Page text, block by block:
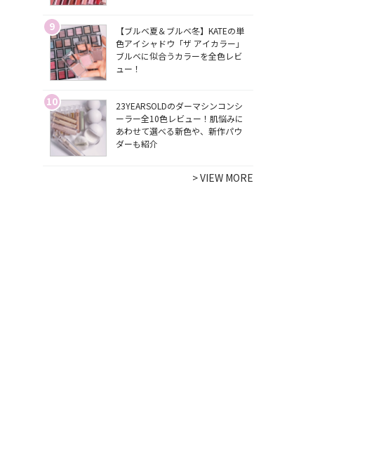
9
【ブルベ夏＆ブルベ冬】KATEの単
色アイシャドウ「ザ アイカラー」
ブルベに似合うカラーを全色レビ
ュー！
10
23YEARSOLDのダーマシンコンシ
ーラー全10色レビュー！肌悩みに
あわせて選べる新色や、新作パウ
ダーも紹介
>VIEW MORE